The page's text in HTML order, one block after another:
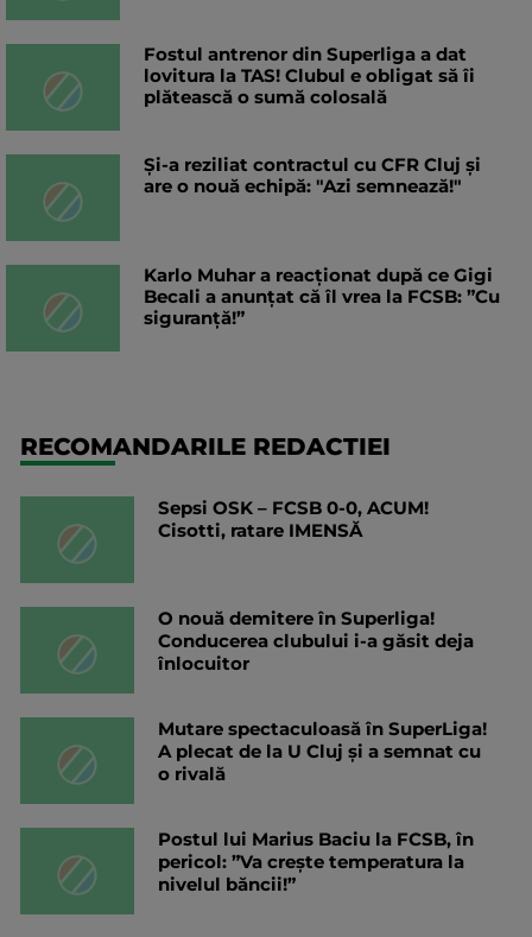
Fostul antrenor din Superliga a dat
lovitura la TAS! Clubul e obligat să îi
plătească o sumă colosală
Și-a reziliat contractul cu CFR Cluj și
are o nouă echipă: "Azi semnează!"
Karlo Muhar a reacționat după ce Gigi
Becali a anunțat că îl vrea la FCSB: ”Cu
siguranță!”
RECOMANDARILE REDACTIEI
Sepsi OSK – FCSB 0-0, ACUM!
Cisotti, ratare IMENSĂ
O nouă demitere în Superliga!
Conducerea clubului i-a găsit deja
înlocuitor
Mutare spectaculoasă în SuperLiga!
A plecat de la U Cluj și a semnat cu
o rivală
Postul lui Marius Baciu la FCSB, în
pericol: ”Va crește temperatura la
nivelul băncii!”